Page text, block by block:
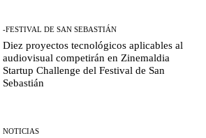
-FESTIVAL DE SAN SEBASTIÁN
Diez proyectos tecnológicos aplicables al
audiovisual competirán en Zinemaldia
Startup Challenge del Festival de San
Sebastián
NOTICIAS